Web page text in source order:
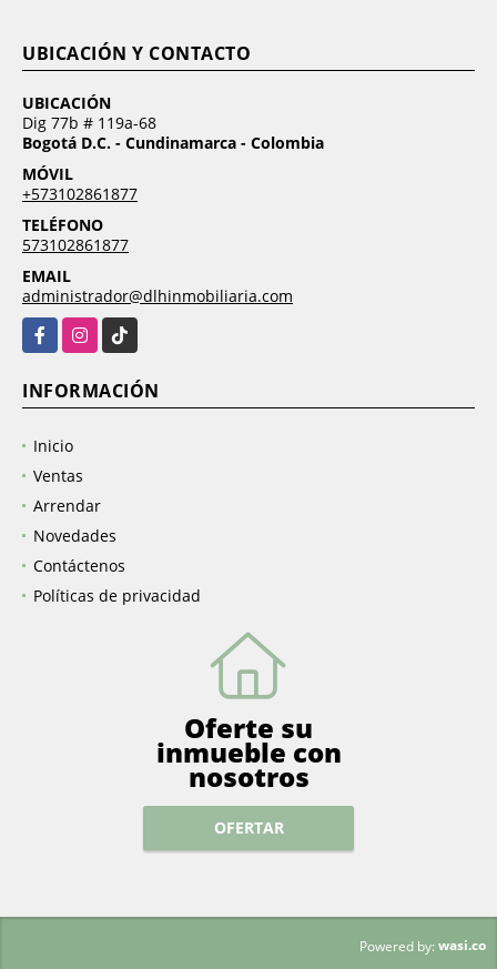
UBICACIÓN
Dig 77b # 119a-68
Bogotá D.C. - Cundinamarca - Colombia
MÓVIL
+573102861877
TELÉFONO
573102861877
EMAIL
administrador@dlhinmobiliaria.com
FacebookInstagram
TikTok
Inicio
Ventas
Arrendar
Novedades
Contáctenos
Oferte su
inmueble con
nosotros
OFERTAR